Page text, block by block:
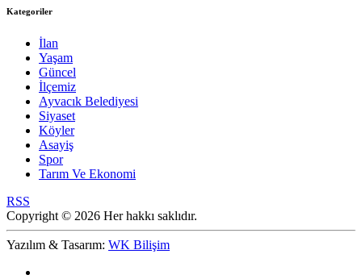
Kategoriler
İlan
Yaşam
Güncel
İlçemiz
Ayvacık Belediyesi
Siyaset
Köyler
Asayiş
Spor
Tarım Ve Ekonomi
RSS
Copyright © 2026 Her hakkı saklıdır.
Yazılım & Tasarım: WK Bilişim